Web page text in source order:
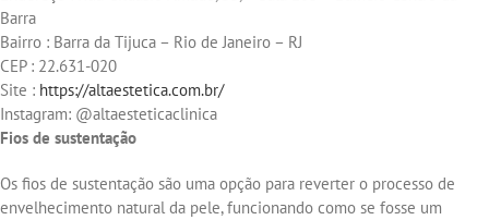
Barra
Bairro : Barra da Tijuca – Rio de Janeiro – RJ
CEP : 22.631-020
Site : https://altaestetica.com.br/
Instagram: @altaesteticaclinica
Fios de sustentação
Os fios de sustentação são uma opção para reverter o processo de
envelhecimento natural da pele, funcionando como se fosse um